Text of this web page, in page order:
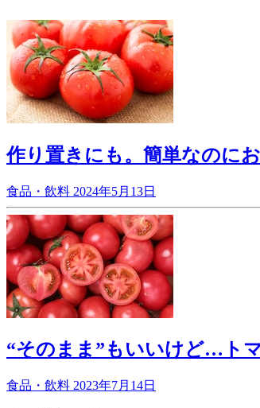
作り置きにも。簡単なのに
食品・飲料 2024年5月13日
“そのまま”もいいけど…ト
食品・飲料 2023年7月14日